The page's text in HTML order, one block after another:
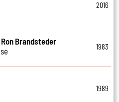
2016
Ron Brandsteder
1983
1989